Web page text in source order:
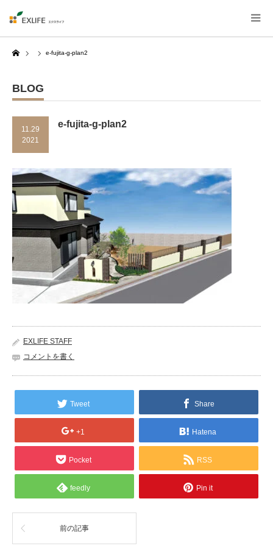
Home
e-fujita-g-plan2
BLOG
11.29
2021
e-fujita-g-plan2
EXLIFE STAFF
コメントを書く
Tweet Share
+1 Hatena
Pocket RSS
feedly Pin it
前の記事